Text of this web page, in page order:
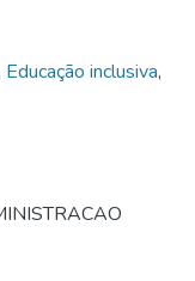
Educação inclusiva,